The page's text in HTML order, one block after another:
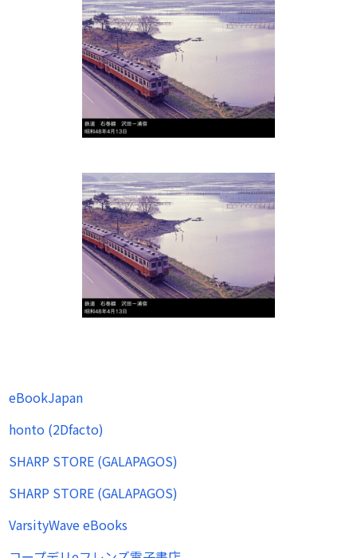
eBookJapan
honto (2Dfacto)
SHARP STORE (GALAPAGOS)
SHARP STORE (GALAPAGOS)
VarsityWave eBooks